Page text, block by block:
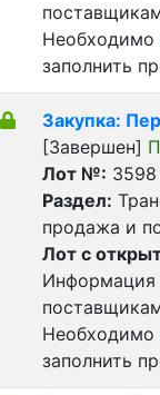
Необходимо
заполнить
Закупка:
[Завершен]
Лот №: 3598
Раздел:
продажа и
Лот с
Информация
Необходимо
заполнить